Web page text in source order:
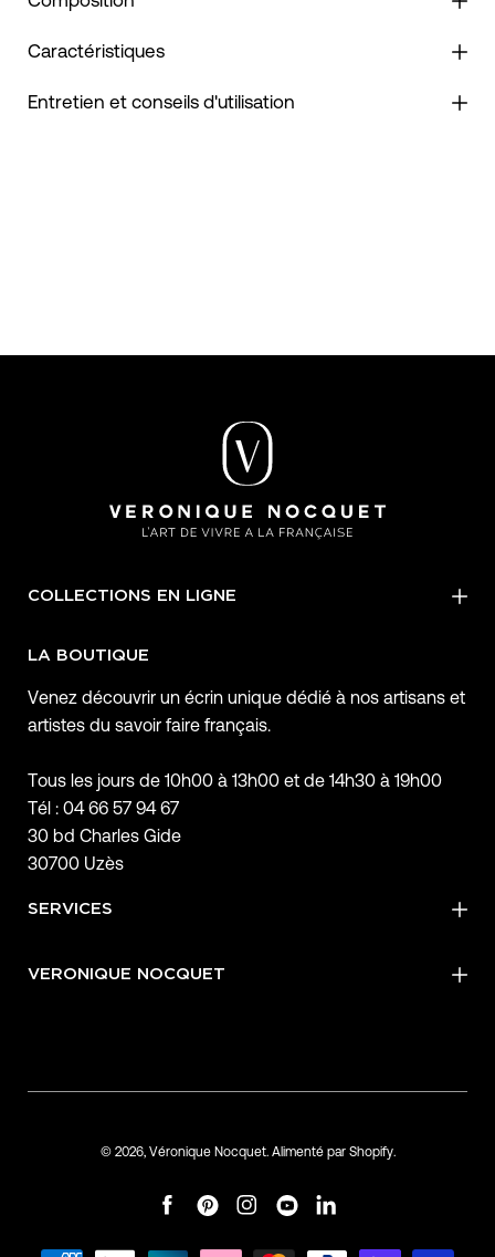
Caractéristiques
Entretien et conseils d'utilisation
COLLECTIONS EN LIGNE
LA BOUTIQUE
Venez découvrir un écrin unique dédié à nos artisans et
artistes du savoir faire français.
Tous les jours de 10h00 à 13h00 et de 14h30 à 19h00
Tél : 04 66 57 94 67
30 bd Charles Gide
30700 Uzès
SERVICES
VERONIQUE NOCQUET
© 2026, Véronique Nocquet. Alimenté par Shopify.